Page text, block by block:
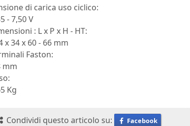
di carica uso ciclico:
- 7,50 V
: L x P x H - HT:
x 34 x 60 - 66 mm
Faston:
mm
Kg
Condividi questo articolo su: Facebook